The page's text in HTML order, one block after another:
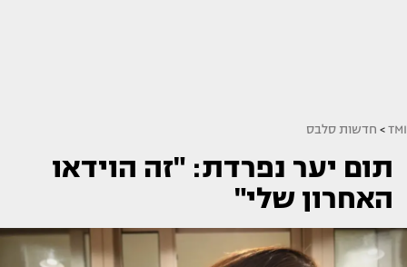
TMI
> חדשות סלבס
תום יער נפרדת: "זה הוידאו
האחרון שלי"